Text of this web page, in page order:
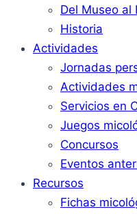
Del Museo al
Historia
Actividades
Jornadas
Actividades
Servicios en
Juegos
Concursos
Eventos
Recursos
Fichas